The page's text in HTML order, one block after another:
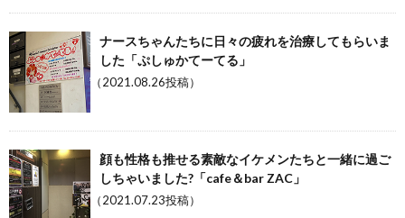
ナースちゃんたちに日々の疲れを治療してもらいま
した「ぷしゅかてーてる」
（2021.08.26投稿）
顔も性格も推せる素敵なイケメンたちと一緒に過ご
しちゃいました?「cafe＆bar ZAC」
（2021.07.23投稿）